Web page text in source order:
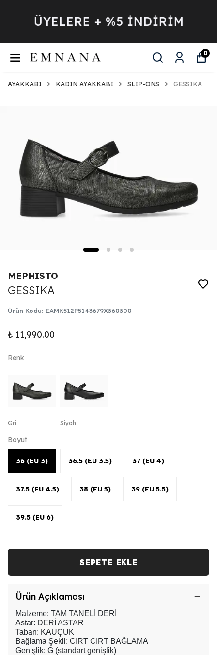
ÜYELERE + %5 İNDİRİM
0
AYAKKABI KADIN AYAKKABI SLIP-ONS GESSIKA
MEPHISTO
GESSIKA
Ürün Kodu: EAMK512P5143679X360300
₺ 11,990.00
Renk
Gri Siyah
Boyut
36 (EU 3) 36.5 (EU 3.5) 37 (EU 4)
37.5 (EU 4.5) 38 (EU 5) 39 (EU 5.5)
39.5 (EU 6)
SEPETE EKLE
Ürün Açıklaması
Malzeme: TAM TANELİ DERİ
Astar: DERİ ASTAR
Taban: KAUÇUK
Bağlama Şekli: CIRT CIRT BAĞLAMA
Genişlik: G (standart genişlik)